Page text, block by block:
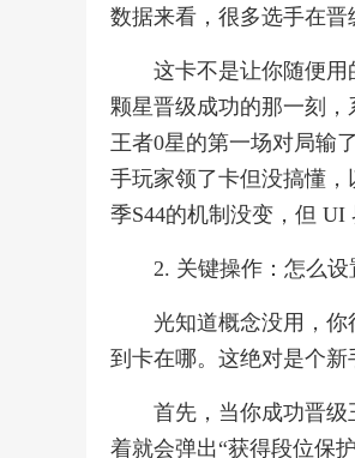
数据来看，很多选手在晋
这卡不是让你随便
颗星晋级成功的那一刻
王者0星的第一场对局输
手玩家领了卡但没搞懂
季S44的机制没变，但 UI
2. 关键操作：怎么
光知道概念没用，
到卡在哪。这绝对是个新
首先，当你成功晋
着就会弹出“获得段位保